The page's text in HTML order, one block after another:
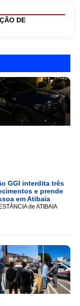
DE
GGI interdita três
e prende
em Atibaia
de ATIBAIA